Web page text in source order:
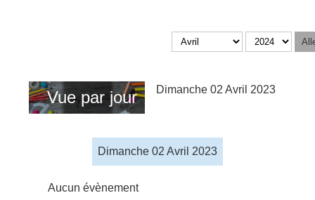
Vue par jour Dimanche 02 Avril 2023
Dimanche 02 Avril 2023
Aucun évènement